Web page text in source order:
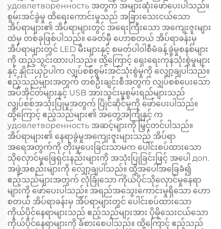
удовлетворенность အတွက် အများဆုံးဖော်ပေးပါသည်။
စွမ်းအင်ခွဲမှု ထိရေးကောင်းမှုသည် အခြားသေးငယ်သော
အိပ်ရာများ၏ အိပ်ရာများတွင် အရေးကြီးသော အကျေးဇူးများ
ထဲမှ တစ်ခုဖြစ်ပါသည်။ ခေတ်မှီ ဟောစတယ် အိပ်ရာခန်းမှ
အိပ်ရာများတွင် LED မီးများနှင့် စမတ်ပါဝါစီမံခန့်ခွဲမှုစနစ်များ
ကို ထည့်သွင်းထားပါသည်။ ထို့ကြောင့် ရှေးရေးကုန်သုံးစွဲမှုများ
နှင့် နှိုင်းယှဉ်ပါက လျှပ်စစ်စွမ်းအင်သုံးစွဲမှုကို လျှော့ချပါသည်။
ဧည့်သည်များအတွက် တစ်ဦးချင်းစီအတွက် လျှပ်စစ်ပေးသော
အပ်အိုင်တ်များနှင့် USB အားသွင်းမှုစွမ်းရည်များသည်
လျှပ်စစ်အသုံးပြုမှုအတွက် ပြိုင်ဆိုင်မှုကို ဖော်ပေးပါသည်။
ထို့ကြောင့် ဧည့်သည်များ၏ အတွေ့အကြုံနှင့် က
удовлетворенность အဆင့်များကို မြှင့်တင်ပါသည်။
အိပ်ရာများ၏ နေရာခွဲမှုအကျေးဇူးများသည် အိပ်ရာ
အရေအတွက်ကို တိုးမှုပေးခြင်းသာမက ပေါင်းစပ်ထားသော
သိုလှောင်မှုဖြေရှင်းနည်းများကို အသုံးပြုခြင်းဖြင့် အပေါ доп.
အဖွဲ့အစည်းများကို လျှော့ချပါသည်။ ထို့အပေါ်အခြေခံ၍
ဧည့်သည်များအတွက် လုံခြုံသော ကိုယ်ပိုင်သိုလှောင်မှုနေရာ
များကို ဖော်ပေးပါသည်။ အရည်အသွေးကောင်းမှုရှိသော ဟော
စတယ် အိပ်ရာခန်းမှ အိပ်ရာများတွင် ပေါင်းစပ်ထားသော
ကိုယ်ပိုင်နေရာများသည် ဧည့်သည်များအား ပိုမိုသေးငယ်သော
ကိုယ်ပိုင်နေရာများကို ခံစားစေပါသည်။ ထို့ကြောင့် ဧည့်သည်